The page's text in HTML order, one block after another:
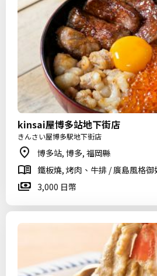
kinsai屋博多站地下街店
きんさい屋博多駅地下街店
博多站, 博多, 福岡縣
鐵板燒, 烤肉、牛排 / 廣島風格
3,000 日幣